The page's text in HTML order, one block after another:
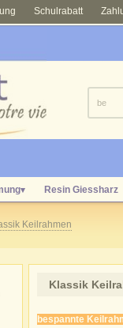
▾ Resin Giessharz
Keilrahmen
Klassik
bespannte
Schulrabatt